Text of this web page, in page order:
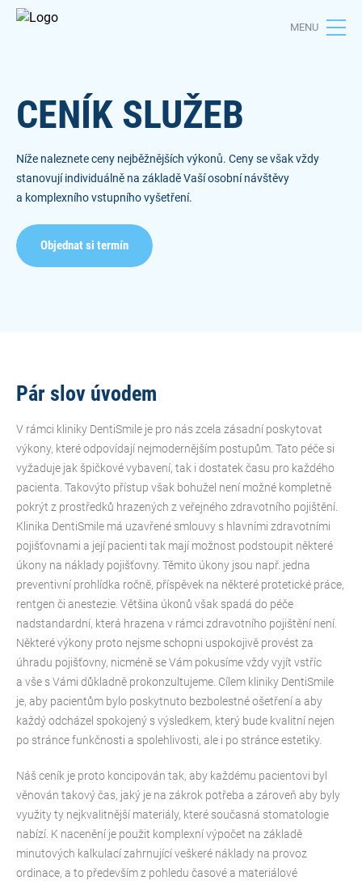
MENU
CENÍK SLUŽEB
Níže naleznete ceny nejběžnějších výkonů. Ceny se však vždy
stanovují individuálně na základě Vaší osobní návštěvy
a komplexního vstupního vyšetření.
Objednat si termín
Pár slov úvodem
V rámci kliniky DentiSmile je pro nás zcela zásadní poskytovat
výkony, které odpovídají nejmodernějším postupům. Tato péče si
vyžaduje jak špičkové vybavení, tak i dostatek času pro každého
pacienta. Takovýto přístup však bohužel není možné kompletně
pokrýt z prostředků hrazených z veřejného zdravotního pojištění.
Klinika DentiSmile má uzavřené smlouvy s hlavními zdravotními
pojišťovnami a její pacienti tak mají možnost podstoupit některé
úkony na náklady pojišťovny. Těmito úkony jsou např. jedna
preventivní prohlídka ročně, příspěvek na některé protetické práce,
rentgen či anestezie. Většina úkonů však spadá do péče
nadstandardní, která hrazena v rámci zdravotního pojištění není.
Některé výkony proto nejsme schopni uspokojivě provést za
úhradu pojišťovny, nicméně se Vám pokusíme vždy vyjít vstříc
a vše s Vámi důkladně prokonzultujeme. Cílem kliniky DentiSmile
je, aby pacientům bylo poskytnuto bezbolestné ošetření a aby
každý odcházel spokojený s výsledkem, který bude kvalitní nejen
po stránce funkčnosti a spolehlivosti, ale i po stránce estetiky.
Náš ceník je proto koncipován tak, aby každému pacientovi byl
věnován takový čas, jaký je na zákrok potřeba a zároveň aby byly
využity ty nejkvalitnější materiály, které současná stomatologie
nabízí. K nacenění je použit komplexní výpočet na základě
minutových kalkulací zahrnující veškeré náklady na provoz
ordinace, a to především z pohledu časové a materiálové